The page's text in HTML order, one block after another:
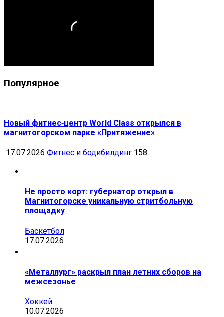
Популярное
Новый фитнес‑центр World Class открылся в
магнитогорском парке «Притяжение»
17.07.2026 Фитнес и бодибилдинг 158
Не просто корт: губернатор открыл в
Магнитогорске уникальную стритбольную
площадку
Баскетбол
17.07.2026
«Металлург» раскрыл план летних сборов на
межсезонье
Хоккей
10.07.2026